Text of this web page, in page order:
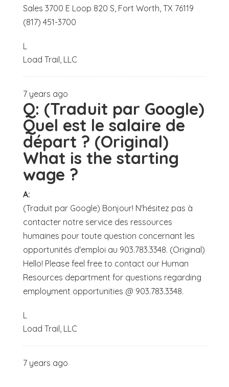
Sales 3700 E Loop 820 S, Fort Worth, TX 76119
(817) 451-3700
L
Load Trail, LLC
7 years ago
Q: (Traduit par Google)
Quel est le salaire de
départ ? (Original)
What is the starting
wage ?
A:
(Traduit par Google) Bonjour! N'hésitez pas à
contacter notre service des ressources
humaines pour toute question concernant les
opportunités d'emploi au 903.783.3348. (Original)
Hello! Please feel free to contact our Human
Resources department for questions regarding
employment opportunities @ 903.783.3348.
L
Load Trail, LLC
7 years ago